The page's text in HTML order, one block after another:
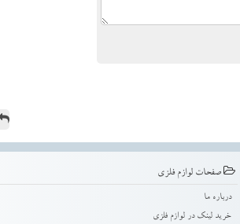
صفحات لوازم فلزی
درباره ما
خرید لینک در لوازم فلزی